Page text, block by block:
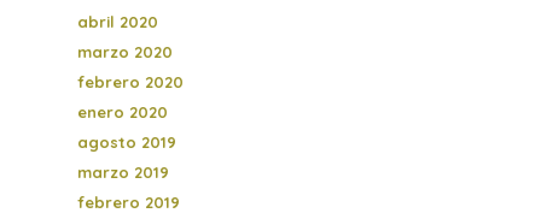
abril 2020
marzo 2020
febrero 2020
enero 2020
agosto 2019
marzo 2019
febrero 2019